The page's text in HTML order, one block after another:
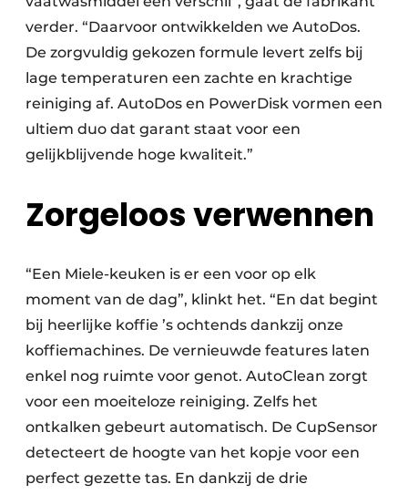
verder. “Daarvoor ontwikkelden we AutoDos.
De zorgvuldig gekozen formule levert zelfs bij
lage temperaturen een zachte en krachtige
reiniging af. AutoDos en PowerDisk vormen een
ultiem duo dat garant staat voor een
gelijkblijvende hoge kwaliteit.”
Zorgeloos verwennen
“Een Miele-keuken is er een voor op elk
moment van de dag”, klinkt het. “En dat begint
bij heerlijke koffie ’s ochtends dankzij onze
koffiemachines. De vernieuwde features laten
enkel nog ruimte voor genot. AutoClean zorgt
voor een moeiteloze reiniging. Zelfs het
ontkalken gebeurt automatisch. De CupSensor
detecteert de hoogte van het kopje voor een
perfect gezette tas. En dankzij de drie